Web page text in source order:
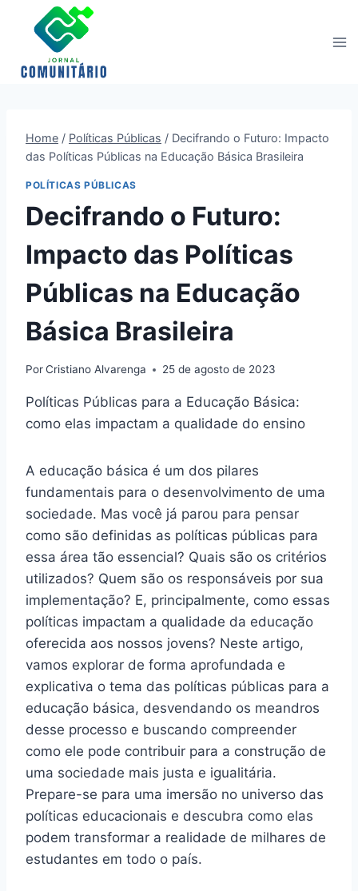
Home / Políticas Públicas / Decifrando o Futuro: Impacto
das Políticas Públicas na Educação Básica Brasileira
POLÍTICAS PÚBLICAS
Decifrando o Futuro:
Impacto das Políticas
Públicas na Educação
Básica Brasileira
PorCristiano Alvarenga 25 de agosto de 2023
Políticas Públicas para a Educação Básica:
como elas impactam a qualidade do ensino
A educação básica é um dos pilares
fundamentais para o desenvolvimento de uma
sociedade. Mas você já parou para pensar
como são definidas as políticas públicas para
essa área tão essencial? Quais são os critérios
utilizados? Quem são os responsáveis por sua
implementação? E, principalmente, como essas
políticas impactam a qualidade da educação
oferecida aos nossos jovens? Neste artigo,
vamos explorar de forma aprofundada e
explicativa o tema das políticas públicas para a
educação básica, desvendando os meandros
desse processo e buscando compreender
como ele pode contribuir para a construção de
uma sociedade mais justa e igualitária.
Prepare-se para uma imersão no universo das
políticas educacionais e descubra como elas
podem transformar a realidade de milhares de
estudantes em todo o país.